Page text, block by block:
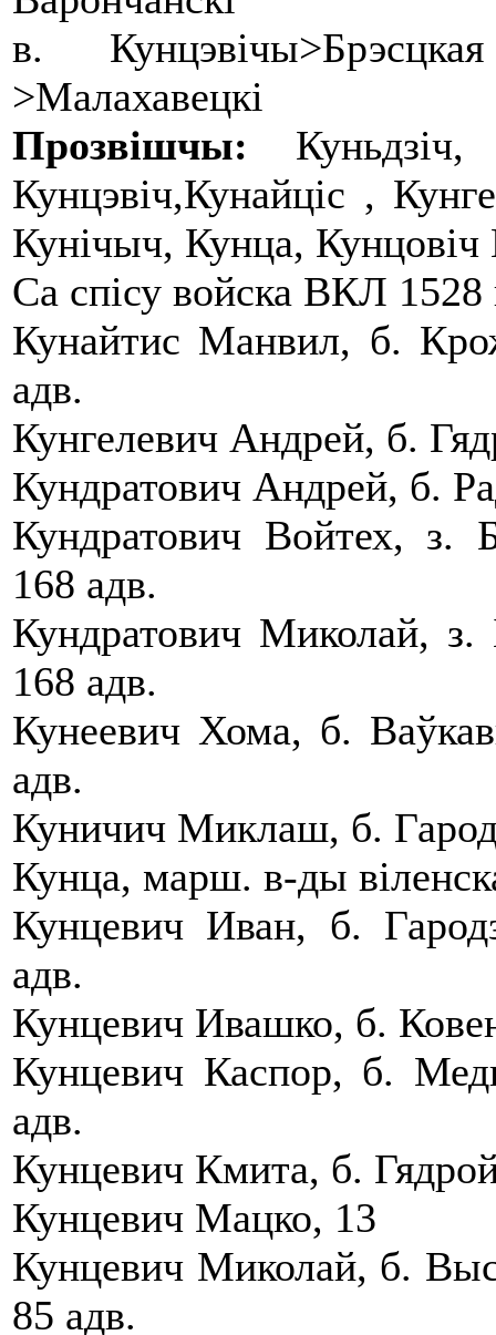
в.
>Малахавецкі
Прозвішчы: Куньдзіч,
Кунцэвіч,Кунайціс ,
Кунічыч, Кунца, Кунцовіч
Са спісу войска ВКЛ 1528
Кунайтис Манвил, б.
адв.
Кунгелевич Андрей, б.
Кундратович Андрей, б.
Кундратович Войтех, з.
168 адв.
Кундратович Миколай, з.
168 адв.
Кунеевич Хома, б.
адв.
Куничич Миклаш, б.
Кунца, марш. в-ды
Кунцевич Иван, б.
адв.
Кунцевич Ивашко, б.
Кунцевич Каспор, б.
адв.
Кунцевич Кмита, б.
Кунцевич Мацко, 13
Кунцевич Миколай, б.
85 адв.